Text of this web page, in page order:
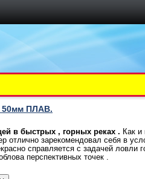
50мм ПЛАВ.
в быстрых , горных реках . Как
отлично зарекомендовал себя в
справляется с задачей ловли
перспективных точек .